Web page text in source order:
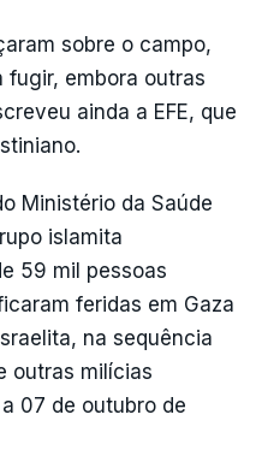
sobre o campo,
fugir, embora outras
ainda a EFE, que
Ministério da Saúde
islamita
59 mil pessoas
feridas em Gaza
na sequência
outras milícias
07 de outubro de